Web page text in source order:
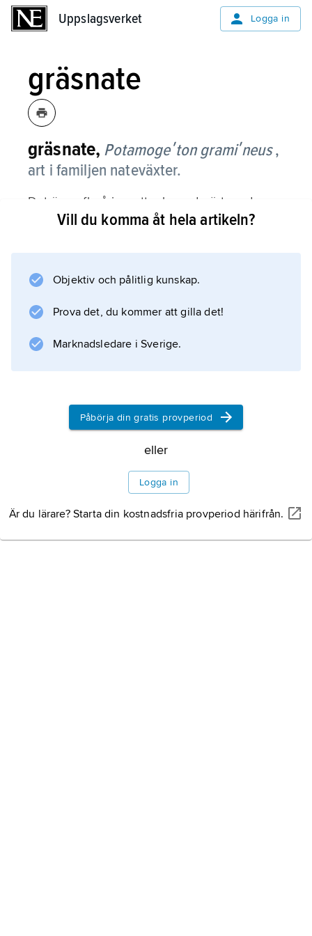
Uppslagsverket Logga in
gräsnate
gräsnate, Potamogeʹton gramiʹneus ,
art i familjen nateväxter.
Det är en flerårig, vattenlevande ört med
greniga, uppemot meterlånga stjälkar, som
och upptill bär långskaftade, ovala, läderartade
bara flytblad. De små blommorna sitter i
Information om artikeln
Vill du komma åt hela artikeln?
Objektiv och pålitlig kunskap.
Prova det, du kommer att gilla det!
Marknadsledare i Sverige.
Påbörja din gratis provperiod
eller
Logga in
Är du lärare? Starta din kostnadsfria provperiod härifrån.